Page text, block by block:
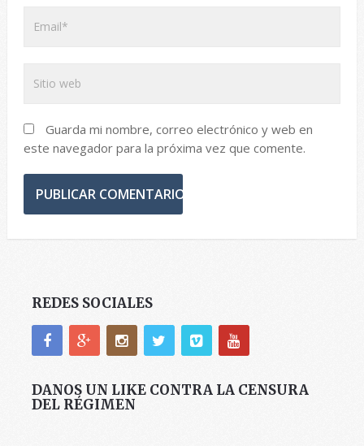
Guarda mi nombre, correo electrónico y web en
este navegador para la próxima vez que comente.
REDES SOCIALES
DANOS UN LIKE CONTRA LA CENSURA
DEL RÉGIMEN